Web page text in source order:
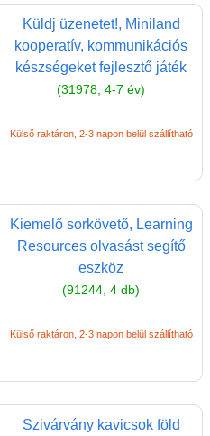
Küldj üzenetet!, Miniland
kooperatív, kommunikációs
készségeket fejlesztő játék
(31978, 4-7 év)
Külső raktáron, 2-3 napon belül szállítható
Kiemelő sorkövető, Learning
Resources olvasást segítő
eszköz
(91244, 4 db)
Külső raktáron, 2-3 napon belül szállítható
Szivárvány kavicsok föld
ÁSZF
Szállítási költség 1490 Ft-tól,
de akár INGYEN!
5%-os törzsvásárlói
Akiket támogatunk
Garancia
Játék rendelés - Az internetes
Reklamáció és Elállás